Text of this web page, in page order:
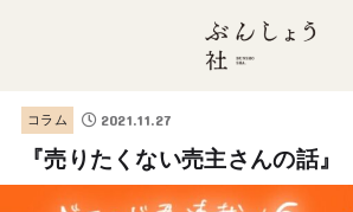
コラム 2021.11.27
『売りたくない売主さんの話』